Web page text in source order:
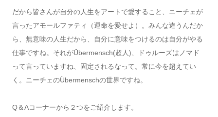
だから皆さんが自分の人生をアートで愛すること、ニーチェが
言ったアモールファティ（運命を愛せよ）。みんな違うんだか
ら、無意味の人生だから、自分に意味をつけるのは自分がやる
仕事ですね。それがÜbermensch(超人)、ドゥルーズはノマド
って言っていますね、固定されるなって。常に今を超えてい
く。ニーチェのÜbermenschの世界ですね。
Q＆Aコーナーから２つをご紹介します。